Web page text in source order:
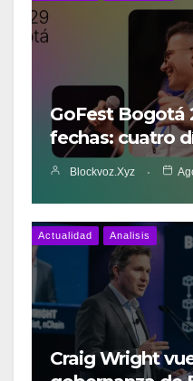
GoFest Bogotá
fechas: cuatro
Blockvoz.xyz
Actualidad Analisis
Craig Wright